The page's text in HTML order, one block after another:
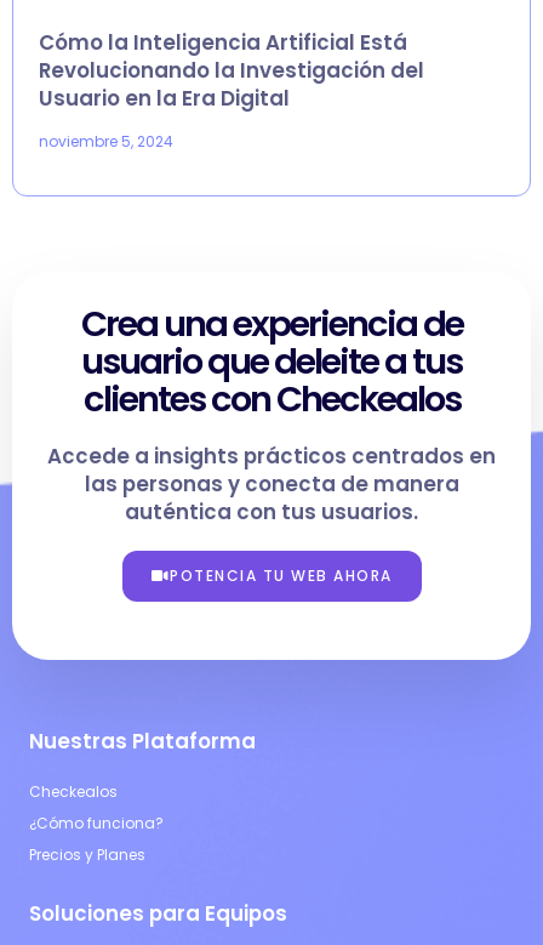
Cómo la Inteligencia Artificial Está
Revolucionando la Investigación del
Usuario en la Era Digital
noviembre 5, 2024
Crea una experiencia de
usuario que deleite a tus
clientes con Checkealos
Accede a insights prácticos centrados en
las personas y conecta de manera
auténtica con tus usuarios.
POTENCIA TU WEB AHORA
Nuestras Plataforma
Checkealos
¿Cómo funciona?
Precios y Planes
Soluciones para Equipos